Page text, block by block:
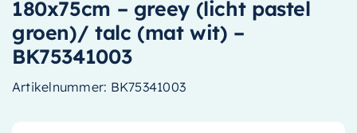
Kranen
Douche
Badkamermeubels
180x75cm – greey (licht pastel
groen)/ talc (mat wit) –
BK75341003
Artikelnummer: BK75341003